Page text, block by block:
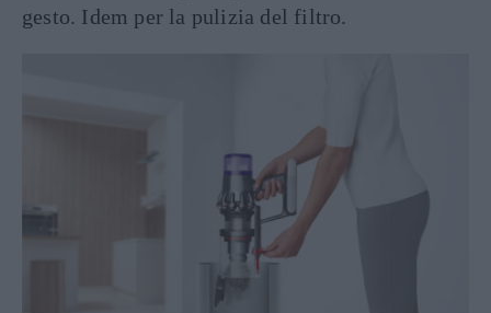
gesto. Idem per la pulizia del filtro.